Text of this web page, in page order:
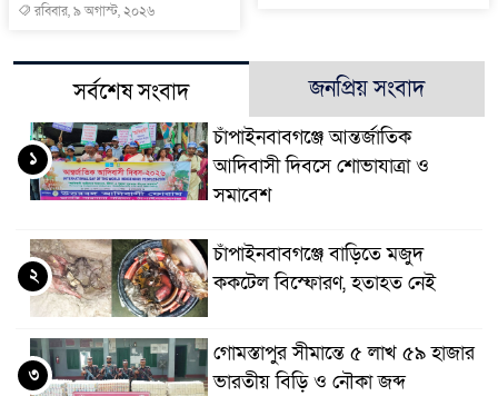
রবিবার, ৯ অগাস্ট, ২০২৬
সর্বশেষ সংবাদ জনপ্রিয় সংবাদ
চাঁপাইনবাবগঞ্জে আন্তর্জাতিক
আদিবাসী দিবসে শোভাযাত্রা ও
সমাবেশ
১
চাঁপাইনবাবগঞ্জে বাড়িতে মজুদ
ককটেল বিস্ফোরণ, হতাহত নেই
২
গোমস্তাপুর সীমান্তে ৫ লাখ ৫৯ হাজার
ভারতীয় বিড়ি ও নৌকা জব্দ
৩